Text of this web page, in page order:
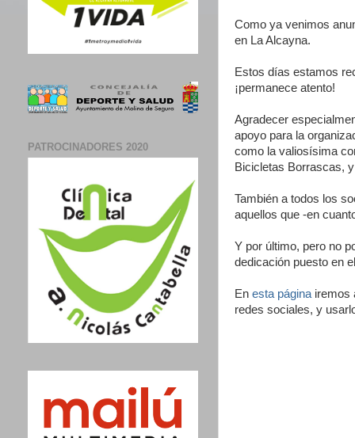
Como ya venimos
en La Alcayna.
Estos días estamos
¡permanece atento!
Agradecer
apoyo para la
como la valiosísima
Bicicletas Borrascas,
También a todos los
aquellos que -en
Y por último, pero no
dedicación puesto en
En esta página iremos
redes sociales, y
PATROCINADORES 2020